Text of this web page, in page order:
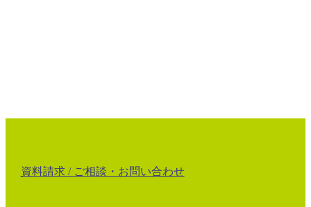
資料請求 / ご相談・お問い合わせ